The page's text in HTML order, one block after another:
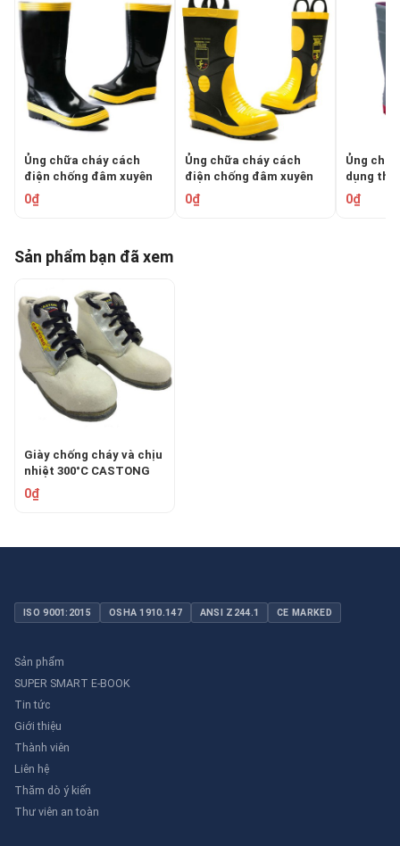
Ủng chữa cháy cách
điện chống đâm xuyên
ZHY-1
0₫
Ủng chữa cháy cách
điện chống đâm xuyên
ZHY-2
0₫
Ủng
dụng
48/2015/
0₫
Sản phẩm bạn đã xem
Giày chống cháy và chịu
nhiệt 300°C CASTONG
WNFF300-M
0₫
ISO 9001:2015 OSHA 1910.147 ANSI Z244.1 CE MARKED
Sản phẩm
SUPER SMART E-BOOK
Tin tức
Giới thiệu
Thành viên
Liên hệ
Thăm dò ý kiến
Thư viên an toàn